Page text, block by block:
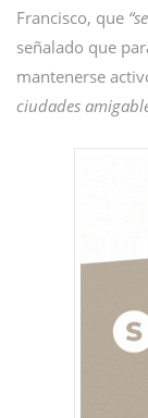
Francisco, que
señalado que
mantenerse
ciudades